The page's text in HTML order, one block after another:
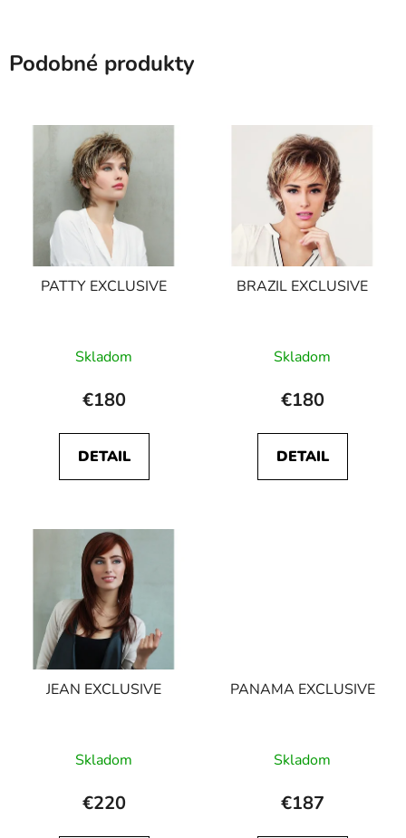
Podobné produkty
PATTY EXCLUSIVE
Skladom
€180
DETAIL
BRAZIL EXCLUSIVE
Skladom
€180
DETAIL
JEAN EXCLUSIVE
Skladom
€220
PANAMA EXCLUSIVE
Skladom
€187